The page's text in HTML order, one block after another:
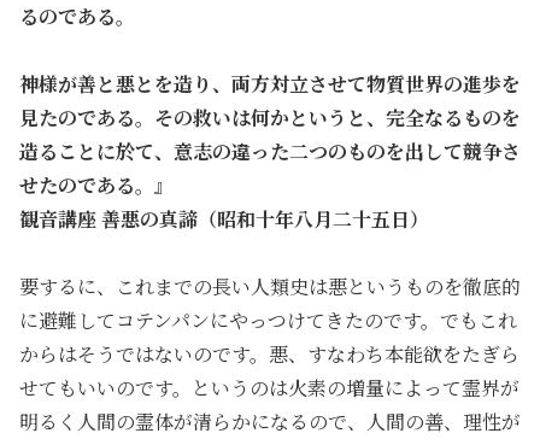
るのである。
神様が善と悪とを造り、両方対立させて物質世界の進歩を
見たのである。その救いは何かというと、完全なるものを
造ることに於て、意志の違った二つのものを出して競争さ
せたのである。』
観音講座 善悪の真諦（昭和十年八月二十五日）
要するに、これまでの長い人類史は悪というものを徹底的
に避難してコテンパンにやっつけてきたのです。でもこれ
からはそうではないのです。悪、すなわち本能欲をたぎら
せてもいいのです。というのは火素の増量によって霊界が
明るく人間の霊体が清らかになるので、人間の善、理性が